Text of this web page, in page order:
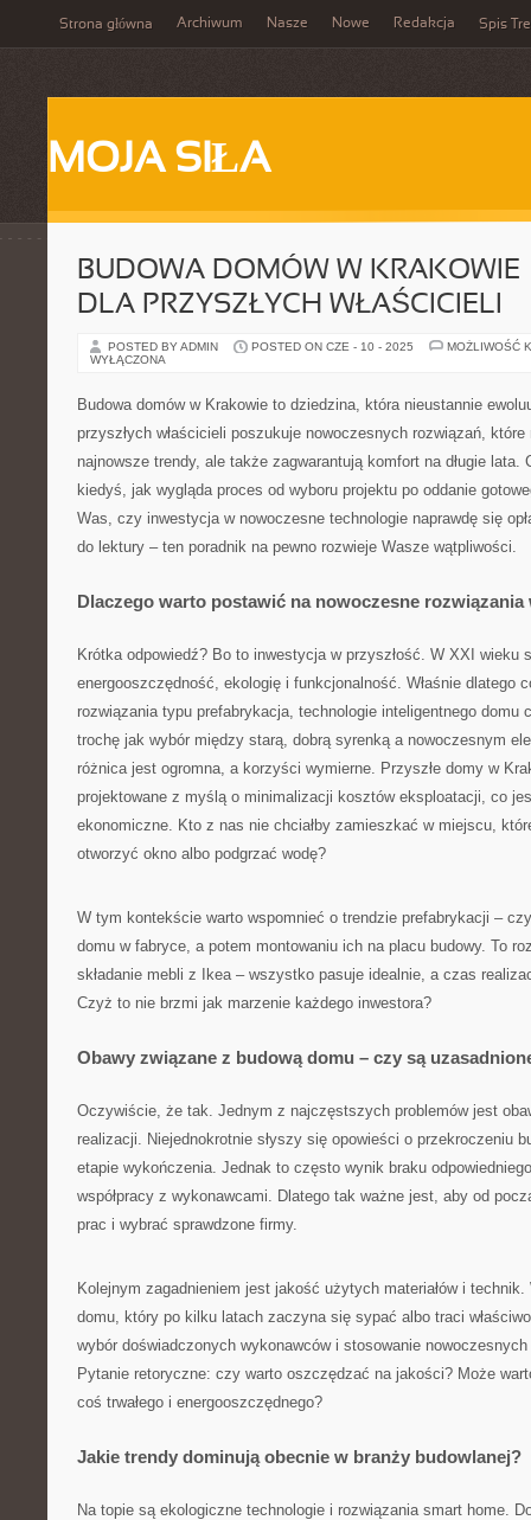
Strona główna Archiwum Nasze Nowe Redakcja Spis
MOJA SIŁA
BUDOWA DOMÓW W KRAKOWIE
DLA PRZYSZŁYCH WŁAŚCICIELI
POSTED BY ADMIN POSTED ON CZE - 10 - 2025
MOŻLIWOŚĆ
WYŁĄCZONA
Budowa domów w Krakowie to dziedzina, która nieustannie
przyszłych właścicieli poszukuje nowoczesnych rozwiązań,
najnowsze trendy, ale także zagwarantują komfort na długie
kiedyś, jak wygląda proces od wyboru projektu po oddanie
Was, czy inwestycja w nowoczesne technologie naprawdę się
do lektury – ten poradnik na pewno rozwieje Wasze wątpliwości.
Dlaczego warto postawić na nowoczesne
Krótka odpowiedź? Bo to inwestycja w przyszłość. W XXI wieku
energooszczędność, ekologię i funkcjonalność. Właśnie dlatego
rozwiązania typu prefabrykacja, technologie inteligentnego domu
trochę jak wybór między starą, dobrą syrenką a nowoczesnym
różnica jest ogromna, a korzyści wymierne. Przyszłe domy w
projektowane z myślą o minimalizacji kosztów eksploatacji, co
ekonomiczne. Kto z nas nie chciałby zamieszkać w miejscu,
otworzyć okno albo podgrzać wodę?
W tym kontekście warto wspomnieć o trendzie prefabrykacji –
domu w fabryce, a potem montowaniu ich na placu budowy. To
składanie mebli z Ikea – wszystko pasuje idealnie, a czas
Czyż to nie brzmi jak marzenie każdego inwestora?
Obawy związane z budową domu – czy są
Oczywiście, że tak. Jednym z najczęstszych problemów jest
realizacji. Niejednokrotnie słyszy się opowieści o przekroczeniu
etapie wykończenia. Jednak to często wynik braku
współpracy z wykonawcami. Dlatego tak ważne jest, aby od
prac i wybrać sprawdzone firmy.
Kolejnym zagadnieniem jest jakość użytych materiałów i
domu, który po kilku latach zaczyna się sypać albo traci
wybór doświadczonych wykonawców i stosowanie
Pytanie retoryczne: czy warto oszczędzać na jakości? Może
coś trwałego i energooszczędnego?
Jakie trendy dominują obecnie w branży budowlanej?
Na topie są ekologiczne technologie i rozwiązania smart home.